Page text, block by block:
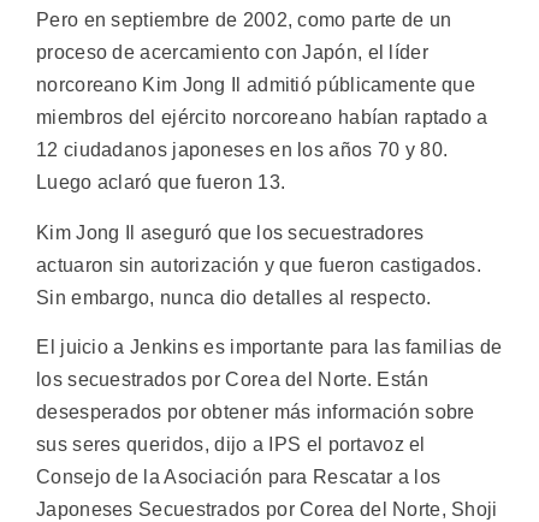
Pero en septiembre de 2002, como parte de un
proceso de acercamiento con Japón, el líder
norcoreano Kim Jong Il admitió públicamente que
miembros del ejército norcoreano habían raptado a
12 ciudadanos japoneses en los años 70 y 80.
Luego aclaró que fueron 13.
Kim Jong Il aseguró que los secuestradores
actuaron sin autorización y que fueron castigados.
Sin embargo, nunca dio detalles al respecto.
El juicio a Jenkins es importante para las familias de
los secuestrados por Corea del Norte. Están
desesperados por obtener más información sobre
sus seres queridos, dijo a IPS el portavoz el
Consejo de la Asociación para Rescatar a los
Japoneses Secuestrados por Corea del Norte, Shoji